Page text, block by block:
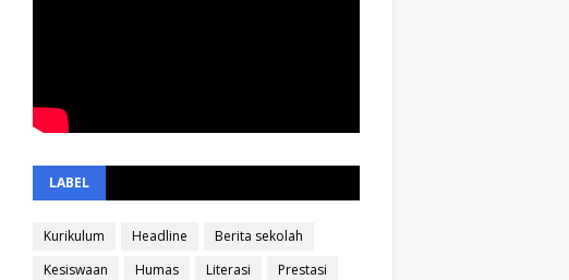
LABEL
Kurikulum Headline
Berita sekolah
Kesiswaan
Humas Literasi
Prestasi